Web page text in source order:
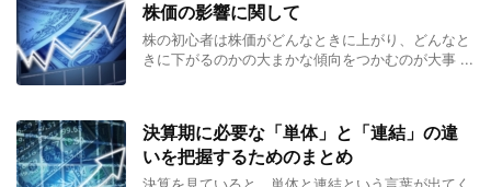
株価の影響に関して
株の初心者は株価がどんなときに上がり、どんなと
きに下がるのかの大まかな傾向をつかむのが大事 ...
決算期に必要な「単体」と「連結」の違
いを把握するためのまとめ